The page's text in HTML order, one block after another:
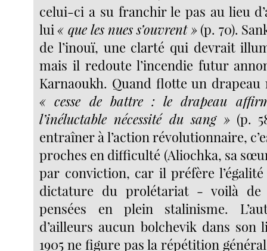
celui-ci a su franchir le pas au lieu
lui« que les nues s’ouvrent » (p. 70).
de l’inouï, une clarté qui devrait
mais il redoute l’incendie futur
Karnaoukh. Quand flotte un
« cesse de battre : le drapeau
l’inéluctable nécessité du sang » (p.
entraîner à l’action révolutionnaire,
proches en difficulté (Aliochka, sa
par conviction, car il préfère l’égalité
dictature du prolétariat - voilà de
pensées en plein stalinisme.
d’ailleurs aucun bolchevik dans son
1905 ne figure pas la répétition